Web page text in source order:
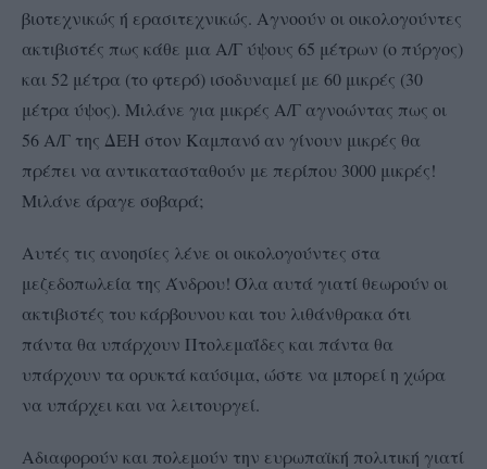
βιοτεχνικώς ή ερασιτεχνικώς. Αγνοούν οι οικολογούντες
ακτιβιστές πως κάθε μια Α/Γ ύψους 65 μέτρων (ο πύργος)
και 52 μέτρα (το φτερό) ισοδυναμεί με 60 μικρές (30
μέτρα ύψος). Μιλάνε για μικρές Α/Γ αγνοώντας πως οι
56 Α/Γ της ΔΕΗ στον Καμπανό αν γίνουν μικρές θα
πρέπει να αντικατασταθούν με περίπου 3000 μικρές!
Μιλάνε άραγε σοβαρά;
Αυτές τις ανοησίες λένε οι οικολογούντες στα
μεζεδοπωλεία της Άνδρου! Όλα αυτά γιατί θεωρούν οι
ακτιβιστές του κάρβουνου και του λιθάνθρακα ότι
πάντα θα υπάρχουν Πτολεμαΐδες και πάντα θα
υπάρχουν τα ορυκτά καύσιμα, ώστε να μπορεί η χώρα
να υπάρχει και να λειτουργεί.
Αδιαφορούν και πολεμούν την ευρωπαϊκή πολιτική γιατί